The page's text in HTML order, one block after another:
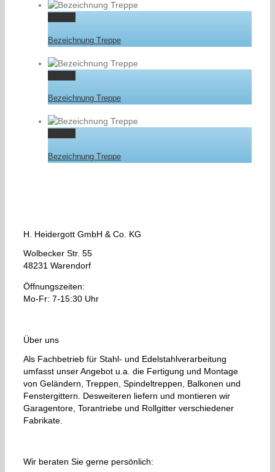
Bezeichnung Treppe
Bezeichnung Treppe
Bezeichnung Treppe
H. Heidergott GmbH & Co. KG
Wolbecker Str. 55
48231 Warendorf
Öffnungszeiten:
Mo-Fr: 7-15:30 Uhr
Über uns
Als Fachbetrieb für Stahl- und Edelstahlverarbeitung
umfasst unser Angebot u.a. die Fertigung und Montage
von Geländern, Treppen, Spindeltreppen, Balkonen und
Fenstergittern. Desweiteren liefern und montieren wir
Garagentore, Torantriebe und Rollgitter verschiedener
Fabrikate.
Wir beraten Sie gerne persönlich: